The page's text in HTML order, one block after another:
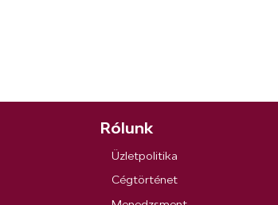
Rólunk
Üzletpolitika
Cégtörténet